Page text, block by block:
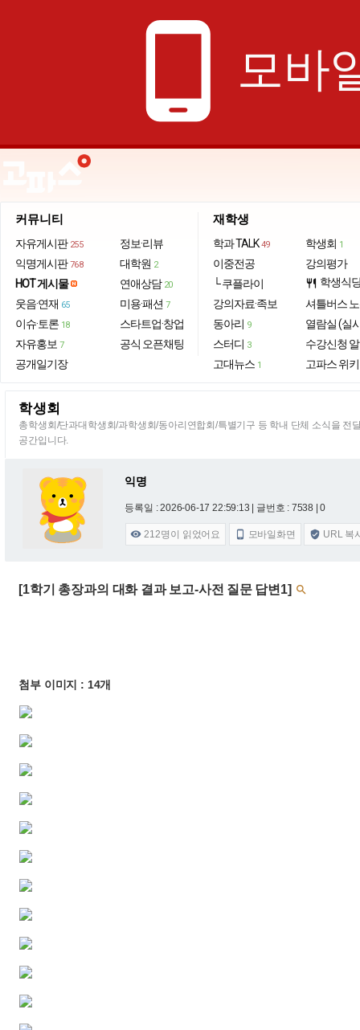
phone_android 모바
커뮤니티
자유게시판 255
익명게시판 768
HOT 게시물
웃음·연재 65
이슈·토론 18
자유홍보 7
공개일기장
정보·리뷰
대학원 2
연애상담 20
미용·패션 7
스타트업·창업
공식 오픈채팅
재학생
학과 TALK 49
이중전공
└ 쿠플라이
강의자료·족보
동아리 9
스터디 3
고대뉴스 1
학생회 1
강의평가
restaurant 학생식
셔틀버스
열람실 (실
수강신청
고파스 위키
학생회
총학생회/단과대학생회/과학생회/동아리연합회/특별기구 등 학내 단체 소식을 전
공간입니다.
익명
등록일 : 2026-06-17 22:59:13 | 글번호 : 7538 | 0
 212명이 읽었어요  모바일화면  URL 복
[1학기 총장과의 대화 결과 보고-사전 질문 답변1] 
첨부 이미지 : 14개